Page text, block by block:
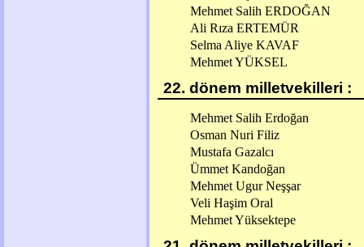
Mehmet Salih ERDOĞAN
Ali Rıza ERTEMÜR
Selma Aliye KAVAF
Mehmet YÜKSEL
22. dönem milletvekilleri :
Mehmet Salih Erdoğan
Osman Nuri Filiz
Mustafa Gazalcı
Ümmet Kandoğan
Mehmet Ugur Neşşar
Veli Haşim Oral
Mehmet Yüksektepe